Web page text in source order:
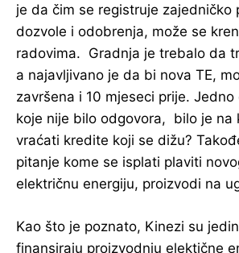
je da čim se registruje zajedničko
dozvole i odobrenja, može se
radovima. Gradnja je trebalo da
a najavljivano je da bi nova TE,
završena i 10 mjeseci prije.
koje nije bilo odgovora, bilo je na
vraćati kredite koji se dižu?
pitanje kome se isplati plaviti
električnu energiju, proizvodi na
Kao što je poznato, Kinezi su
finansiraju proizvodnju elektične